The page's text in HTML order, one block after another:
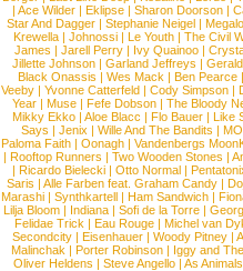
|Ace Wilder |Eklipse |Sharon Doorson |
Star And Dagger | Stephanie Neigel |
Krewella | Johnossi | Le Youth | The Civil
James | Jarell Perry | Ivy Quainoo |
Jillette Johnson | Garland Jeffreys |
Black Onassis | Wes Mack | Ben Pearce
Veeby | Yvonne Catterfeld | Cody Simpson |
Year |Muse |Fefe Dobson |The Bloody
Mikky Ekko | Aloe Blacc | Flo Bauer | Like
Says | Jenix | Wille And The Bandits | MO
Paloma Faith |Oonagh |Vandenbergs
|Rooftop Runners |Two Wooden Stones |
| Ricardo Bielecki | Otto Normal |
Saris | Alle Farben feat. Graham Candy |
Marashi | Synthkartell | Ham Sandwich |
Lilja Bloom | Indiana | Sofi de la Torre |
Felidae Trick | Eau Rouge | Michel van
Secondcity |Eisenhauer |Woody Pitney |
Malinchak |Porter Robinson | Iggy and
Oliver Heldens |Steve Angello |As Animals